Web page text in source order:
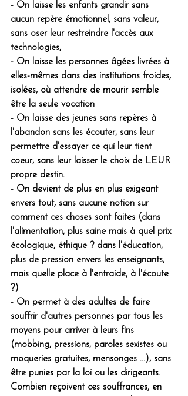
- On laisse les enfants grandir sans
aucun repère émotionnel, sans valeur,
sans oser leur restreindre l'accès aux
technologies,
- On laisse les personnes âgées livrées à
elles-mêmes dans des institutions froides,
isolées, où attendre de mourir semble
être la seule vocation
- On laisse des jeunes sans repères à
l'abandon sans les écouter, sans leur
permettre d'essayer ce qui leur tient
coeur, sans leur laisser le choix de LEUR
propre destin.
- On devient de plus en plus exigeant
envers tout, sans aucune notion sur
comment ces choses sont faites (dans
l'alimentation, plus saine mais à quel prix
écologique, éthique ? dans l'éducation,
plus de pression envers les enseignants,
mais quelle place à l'entraide, à l'écoute
?)
- On permet à des adultes de faire
souffrir d'autres personnes par tous les
moyens pour arriver à leurs fins
(mobbing, pressions, paroles sexistes ou
moqueries gratuites, mensonges ...), sans
être punies par la loi ou les dirigeants.
Combien reçoivent ces souffrances, en